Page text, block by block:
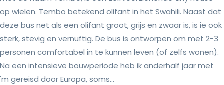
op wielen. Tembo betekend olifant in het Swahili. Naast dat
deze bus net als een olifant groot, grijs en zwaar is, is ie ook
sterk, stevig en vernuftig. De bus is ontworpen om met 2-3
personen comfortabel in te kunnen leven (of zelfs wonen).
Na een intensieve bouwperiode heb ik anderhalf jaar met
'm gereisd door Europa, soms...